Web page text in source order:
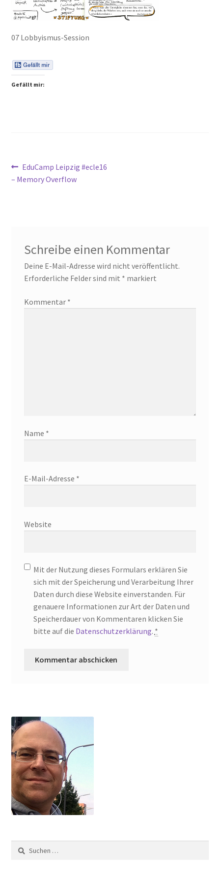
Peps Gedanken
Talks & Tratsch
Alle Beiträge:
07 Lobbyismus-Session
Gefällt mir:
Beitragsnavigation
Vorheriger
Beitrag:
EduCamp Leipzig #ecle16
– Memory Overflow
Schreibe einen Kommentar
Deine E-Mail-Adresse wird nicht veröffentlicht.
Erforderliche Felder sind mit * markiert
Kommentar *
Name *
E-Mail-Adresse *
Website
Mit der Nutzung dieses Formulars erklären Sie
sich mit der Speicherung und Verarbeitung Ihrer
Daten durch diese Website einverstanden. Für
genauere Informationen zur Art der Daten und
Speicherdauer von Kommentaren klicken Sie
bitte auf die Datenschutzerklärung. *
Suchen
nach: